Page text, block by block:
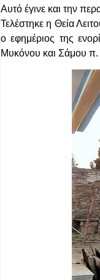
Αυτό έγινε και την
Τελέστηκε η Θεία
ο εφημέριος της
Μυκόνου και Σάμου π.